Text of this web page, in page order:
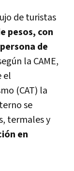
de turistas
pesos, con
de
la CAME,
el
(CAT) la
se
termales y
en